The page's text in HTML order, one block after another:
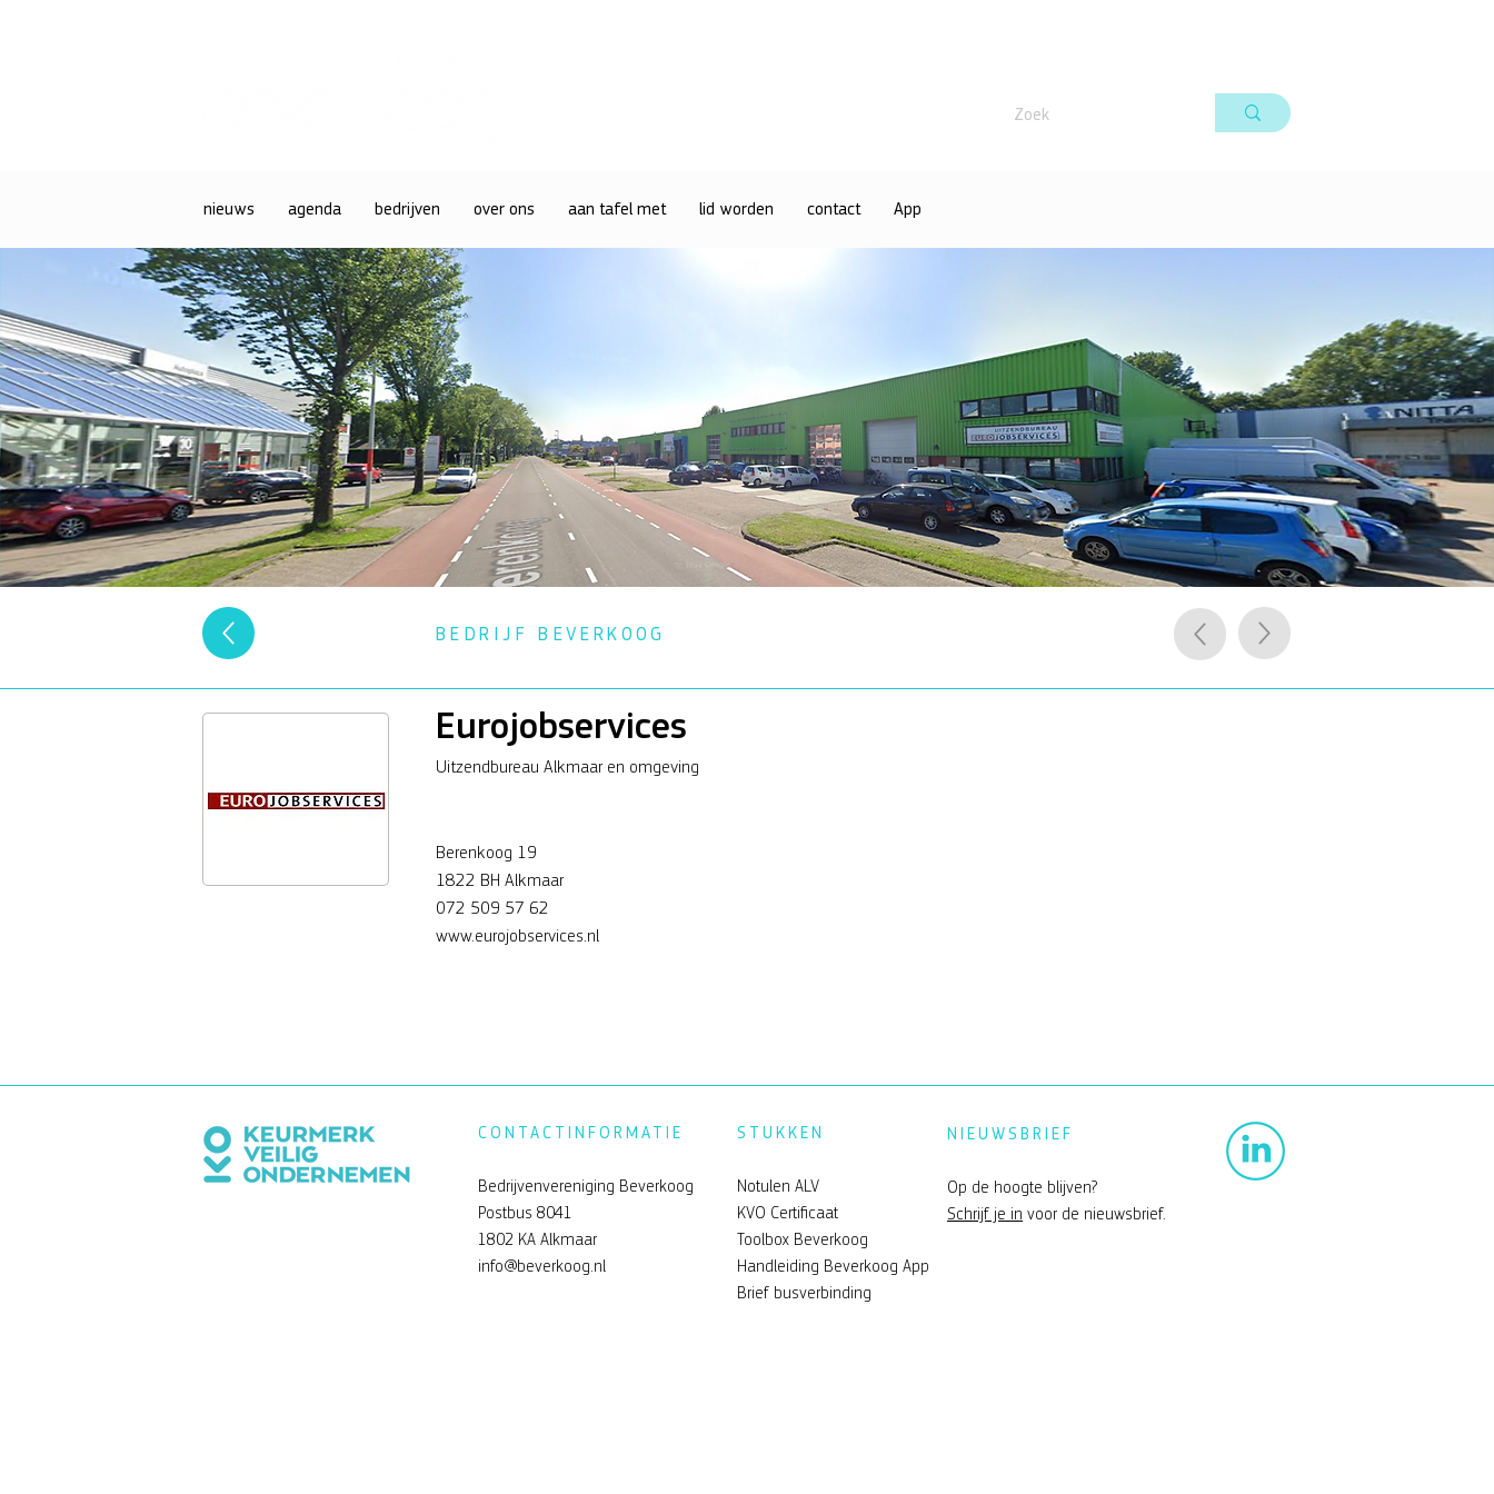
nieuws agenda bedrijven over ons aan tafel met lid worden contact App
BEDRIJF BEVERKOOG
Eurojobservices
Uitzendbureau Alkmaar en omgeving
Berenkoog 19
1822 BH Alkmaar
072 509 57 62
www.eurojobservices.nl
CONTACTINFORMATIE
Bedrijvenvereniging Beverkoog
Postbus 8041
1802 KA Alkmaar
info@beverkoog.nl
STUKKEN
Notulen ALV
KVO Certificaat
Toolbox Beverkoog
Handleiding Beverkoog App
Brief busverbinding
NIEUWSBRIEF
Op de hoogte blijven?
Schrijf je in voor de nieuwsbrief.